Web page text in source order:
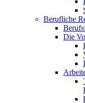
Berufliche
Die